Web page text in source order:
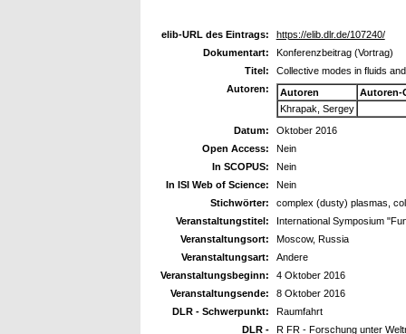
elib-URL des Eintrags:
https://elib.dlr.de/107240/
Dokumentart:
Konferenzbeitrag (Vortrag)
Titel:
Collective modes in fluids
Autoren:
Autoren
Autoren-
Khrapak, Sergey
Datum:
Oktober 2016
Open Access:
Nein
In SCOPUS:
Nein
In ISI Web of Science:
Nein
Stichwörter:
complex (dusty) plasmas,
Veranstaltungstitel:
International Symposium
Veranstaltungsort:
Moscow, Russia
Veranstaltungsart:
Andere
Veranstaltungsbeginn:
4 Oktober 2016
Veranstaltungsende:
8 Oktober 2016
DLR - Schwerpunkt:
Raumfahrt
DLR -
R FR - Forschung unter